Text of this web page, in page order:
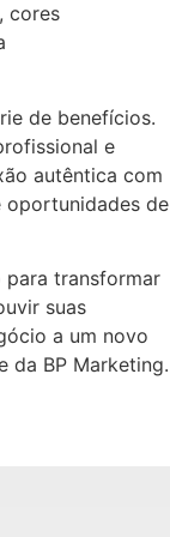
cores
de benefícios.
e
autêntica com
oportunidades de
para transformar
suas
a um novo
da BP Marketing.